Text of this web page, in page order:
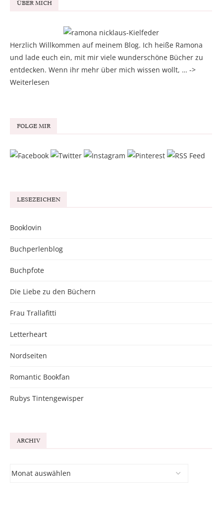
ÜBER MICH
Herzlich Willkommen auf meinem Blog. Ich heiße Ramona
und lade euch ein, mit mir viele wunderschöne Bücher zu
entdecken. Wenn ihr mehr über mich wissen wollt, … ->
Weiterlesen
FOLGE MIR
LESEZEICHEN
Booklovin
Buchperlenblog
Buchpfote
Die Liebe zu den Büchern
Frau Trallafitti
Letterheart
Nordseiten
Romantic Bookfan
Rubys Tintengewisper
ARCHIV